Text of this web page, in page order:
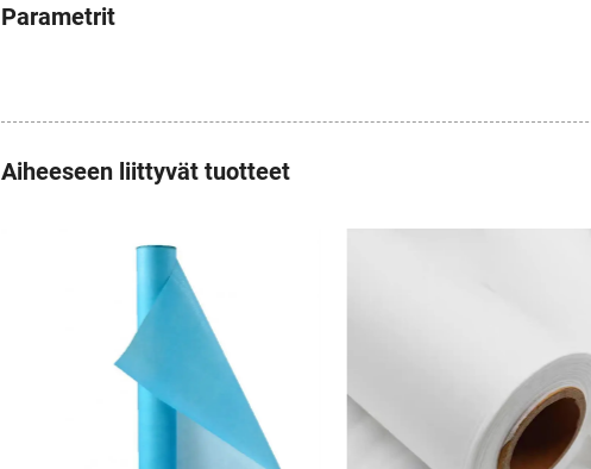
Parametrit
Aiheeseen liittyvät tuotteet